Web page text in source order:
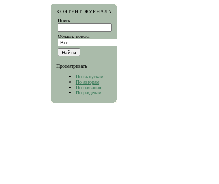
КОНТЕНТ ЖУРНАЛА
Поиск
Область поиска
Просматривать
По выпускам
По авторам
По названию
По разделам